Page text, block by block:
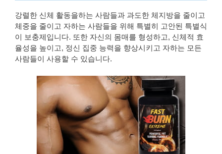
강렬한 신체 활동을하는 사람들과 과도한 체지방을 줄이고
체중을 줄이고 자하는 사람들을 위해 특별히 고안된 특별식
이 보충제입니다. 또한 자신의 몸매를 형성하고, 신체적 효
율성을 높이고, 정신 집중 능력을 향상시키고 자하는 모든
사람들이 사용할 수 있습니다.